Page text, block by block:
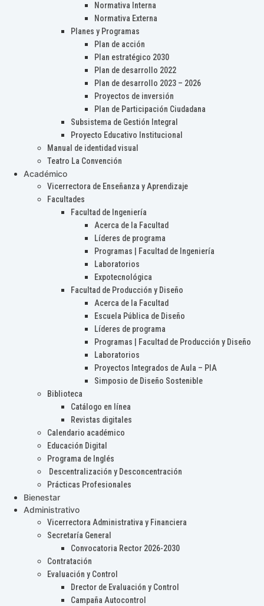
Normativa Interna
Normativa Externa
Planes y Programas
Plan de acción
Plan estratégico 2030
Plan de desarrollo 2022
Plan de desarrollo 2023 – 2026
Proyectos de inversión
Plan de Participación Ciudadana
Subsistema de Gestión Integral
Proyecto Educativo Institucional
Manual de identidad visual
Teatro La Convención
Académico
Vicerrectora de Enseñanza y Aprendizaje
Facultades
Facultad de Ingeniería
Acerca de la Facultad
Líderes de programa
Programas | Facultad de Ingeniería
Laboratorios
Expotecnológica
Facultad de Producción y Diseño
Acerca de la Facultad
Escuela Pública de Diseño
Líderes de programa
Programas | Facultad de Producción y Diseño
Laboratorios
Proyectos Integrados de Aula – PIA
Simposio de Diseño Sostenible
Biblioteca
Catálogo en línea
Revistas digitales
Calendario académico
Educación Digital
Programa de Inglés
Descentralización y Desconcentración
Prácticas Profesionales
Bienestar
Administrativo
Vicerrectora Administrativa y Financiera
Secretaría General
Convocatoria Rector 2026-2030
Contratación
Evaluación y Control
Drector de Evaluación y Control
Campaña Autocontrol